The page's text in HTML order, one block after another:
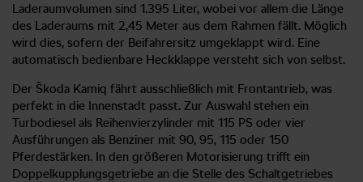
Laderaumvolumen sind 1.395 Liter, wobei vor allem die Länge
des Laderaums mit 2,45 Meter aus dem Rahmen fällt. Möglich
wird dies, sofern der Beifahrersitz umgeklappt wird. Eine
automatisch bedienbare Heckklappe versteht sich von selbst.
Der Škoda Kamiq fährt ausschließlich mit Frontantrieb, was
perfekt in die Innenstadt passt. Zur Auswahl stehen ein
Turbodiesel als Reihenvierzylinder mit 115 PS oder vier
Ausführungen als Benziner mit 90, 95, 115 oder 150
Pferdestärken. In den größeren Motorisierung trifft ein
Doppelkupplungsgetriebe an die Stelle des Schaltgetriebes